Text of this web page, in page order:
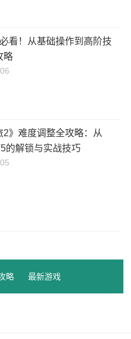
看！从基础操作到高阶技
略
2》难度调整全攻略：从
的解锁与实战技巧
略 最新游戏